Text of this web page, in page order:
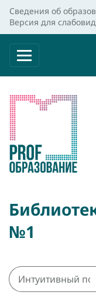
Сведения об
Версия для
№1